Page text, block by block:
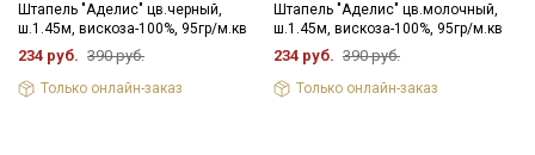
Штапель "Аделис" цв.черный,
ш.1.45м, вискоза-100%, 95гр/м.кв
234 руб. 390 руб.
Только онлайн-заказ
Штапель "Аделис" цв.молочный,
ш.1.45м, вискоза-100%, 95гр/м.кв
234 руб. 390 руб.
Только онлайн-заказ